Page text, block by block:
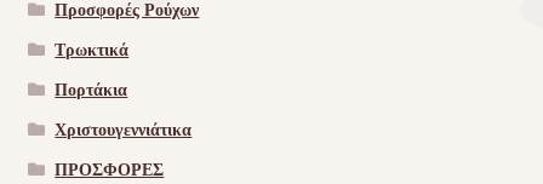
Προσφορές Ρούχων
Τρωκτικά
Πορτάκια
Χριστουγεννιάτικα
ΠΡΟΣΦΟΡΕΣ